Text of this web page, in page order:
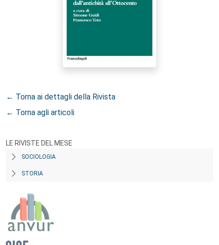
← Torna ai dettagli della Rivista
← Torna agli articoli
LE RIVISTE DEL MESE
SOCIOLOGIA
STORIA